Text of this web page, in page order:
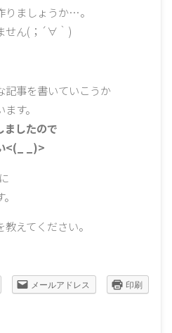
りましょうか…。
せん(；´∀｀)
記事を書いていこうか
す。
ましたので
<(_ _)>
えてください。
メールアドレス
印刷